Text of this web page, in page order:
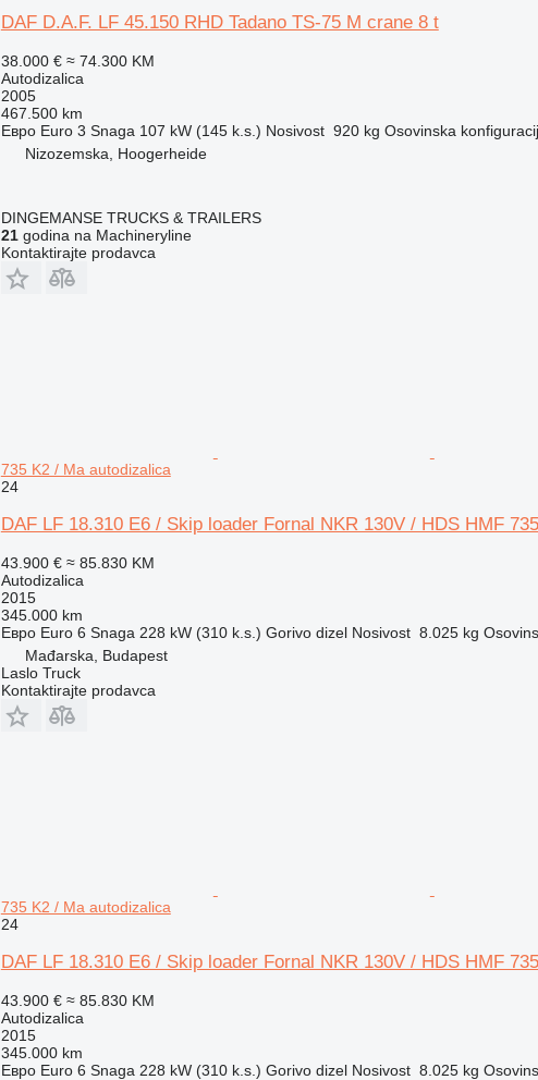
DAF D.A.F. LF 45.150 RHD Tadano TS-75 M crane 8 t
38.000 € ≈ 74.300 KM
Autodizalica
2005
467.500 km
Евро Euro 3 Snaga 107 kW (145 k.s.) Nosivost 920 kg Osovinska
Nizozemska, Hoogerheide
DINGEMANSE TRUCKS & TRAILERS
21godina na Machineryline
Kontaktirajte prodavca
735 K2 / Ma autodizalica
24
DAF LF 18.310 E6 / Skip loader Fornal NKR 130V / HDS HMF
43.900 € ≈ 85.830 KM
Autodizalica
2015
345.000 km
Евро Euro 6 Snaga 228 kW (310 k.s.) Gorivo dizel Nosivost 8.025 kg
Mađarska, Budapest
Laslo Truck
Kontaktirajte prodavca
735 K2 / Ma autodizalica
24
DAF LF 18.310 E6 / Skip loader Fornal NKR 130V / HDS HMF
43.900 € ≈ 85.830 KM
Autodizalica
2015
345.000 km
Евро Euro 6 Snaga 228 kW (310 k.s.) Gorivo dizel Nosivost 8.025 kg